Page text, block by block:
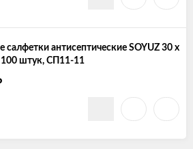
салфетки антисептические SOYUZ 30 x
штук, СП11-11